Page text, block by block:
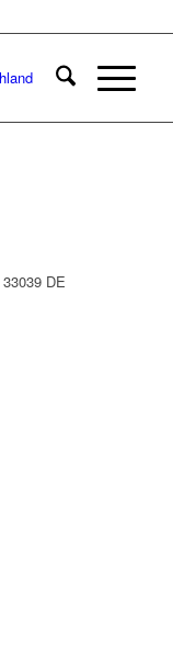
33039 DE